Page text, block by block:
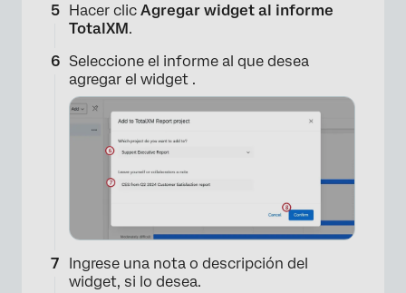
×
Hacer clic Agregar widget al informe
TotalXM.
Seleccione el informe al que desea
agregar el widget .
Ingrese una nota o descripción del
widget, si lo desea.